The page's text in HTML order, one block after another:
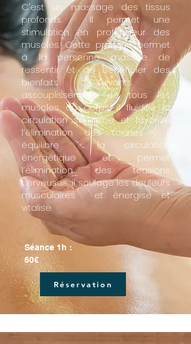
C'est un massage des tissus
profonds. Il permet une
stimulation en profondeur des
muscles. Cette pratique permet
à la personne massée de
ressentir et de bénéficier des
bienfaits suivants :​
assouplissement de tous les
muscles du corps, il fluidifie la
circulation sanguine et favorise
l’élimination des toxines , il
équilibre la circulation
énergétique et permet
l’élimination des tensions
nerveuses, il soulage les douleurs
musculaires et énergise et
vitalise​
Séance 1h :
60€
Réservation